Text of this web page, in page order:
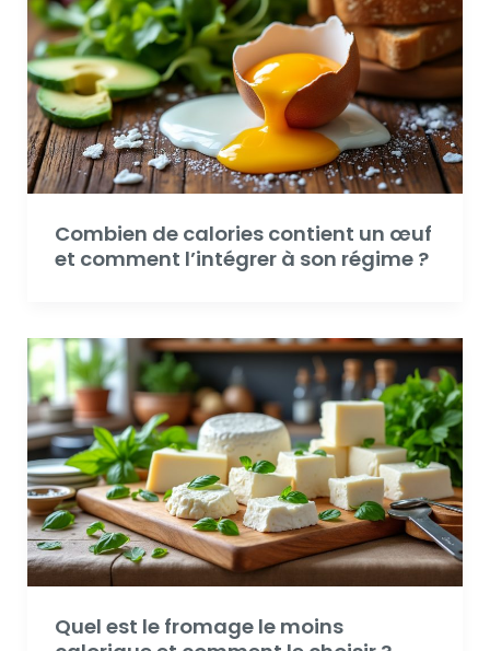
Combien de calories contient un œuf
et comment l’intégrer à son régime ?
Quel est le fromage le moins